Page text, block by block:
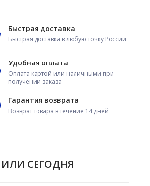
Быстрая доставка
Быстрая доставка в любую точку России
Удобная оплата
Оплата картой или наличными при
получении заказа
Гарантия возврата
Возврат товара в течение 14 дней
СЕГОДНЯ